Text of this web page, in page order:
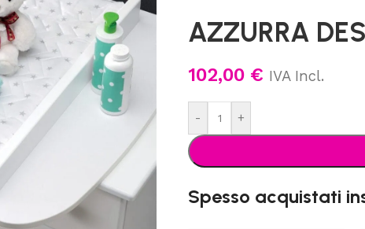
AZZURRA
102,00 € IVA Incl.
- +
Spesso acquistati